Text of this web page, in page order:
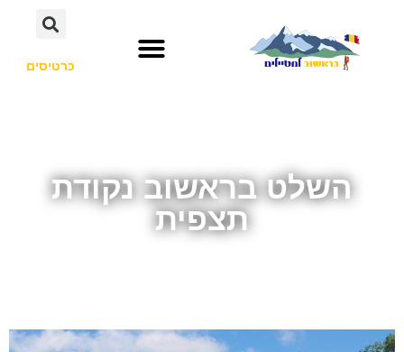
כרטיסים
השלט בראשוב נקודת
תצפית